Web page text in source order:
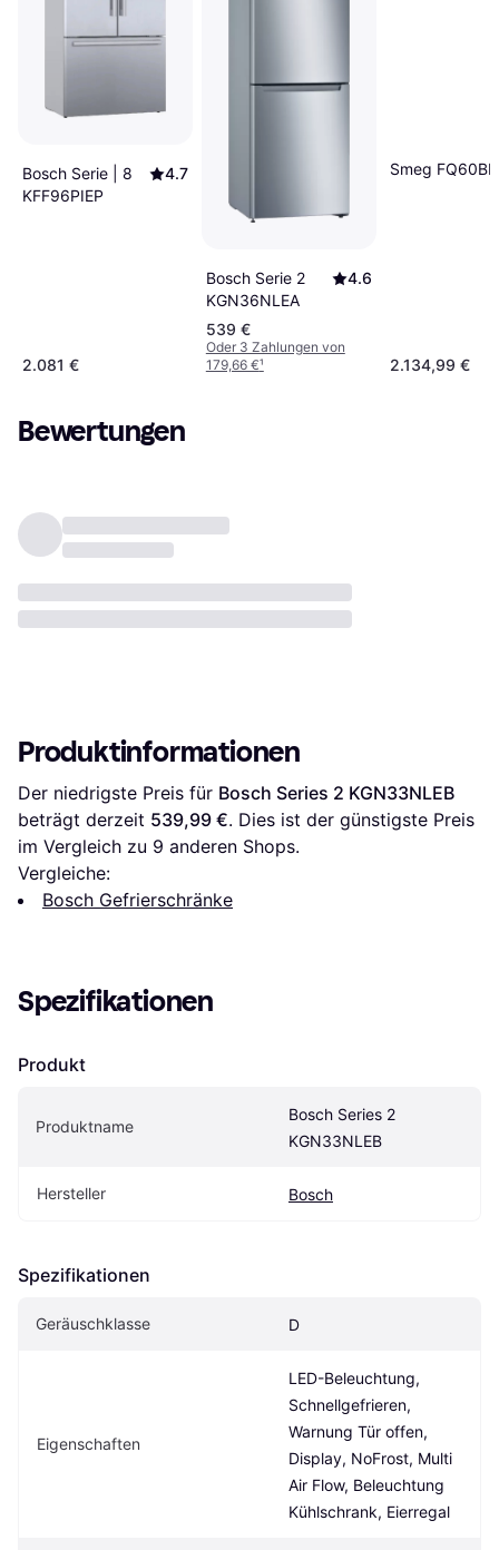
Bosch Serie | 8
KFF96PIEP
4.7
2.081 €
Bosch Serie 2
KGN36NLEA
4.6
539 €
Oder 3 Zahlungen von
179,66 €¹
Smeg
2.134,99 €
Bewertungen
Produktinformationen
Der niedrigste Preis für Bosch Series 2 KGN33NLEB
beträgt derzeit 539,99 €. Dies ist der günstigste Preis
im Vergleich zu 9 anderen Shops.
Vergleiche:
Bosch Gefrierschränke
Spezifikationen
Produkt
Produktname
Bosch Series 2
KGN33NLEB
Hersteller Bosch
Spezifikationen
Geräuschklasse D
Eigenschaften
LED-Beleuchtung,
Schnellgefrieren,
Warnung Tür offen,
Display, NoFrost, Multi
Air Flow, Beleuchtung
Kühlschrank, Eierregal